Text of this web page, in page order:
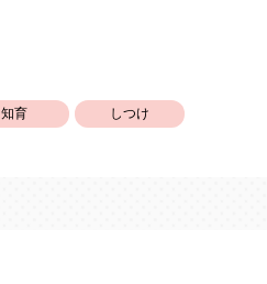
知育 しつけ